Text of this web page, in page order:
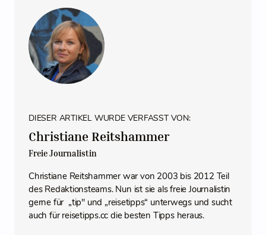
DIESER ARTIKEL WURDE VERFASST VON:
Christiane Reitshammer
Freie Journalistin
Christiane Reitshammer war von 2003 bis 2012 Teil
des Redaktionsteams. Nun ist sie als freie Journalistin
gerne für „tip" und „reisetipps“ unterwegs und sucht
auch für reisetipps.cc die besten Tipps heraus.